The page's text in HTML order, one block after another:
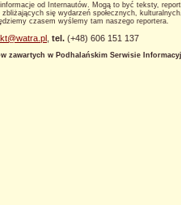
od Internautów. Mogą to być teksty,
się wydarzeń społecznych,
czasem wyślemy tam naszego reportera.
tel. (+48) 606 151 137
w Podhalańskim Serwisie